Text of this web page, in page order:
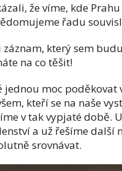
že víme, kde
řadu
který sem
na co těšit!
jednou moc
kteří se na naše
v tak vypjaté době.
a už řešíme další
srovnávat.